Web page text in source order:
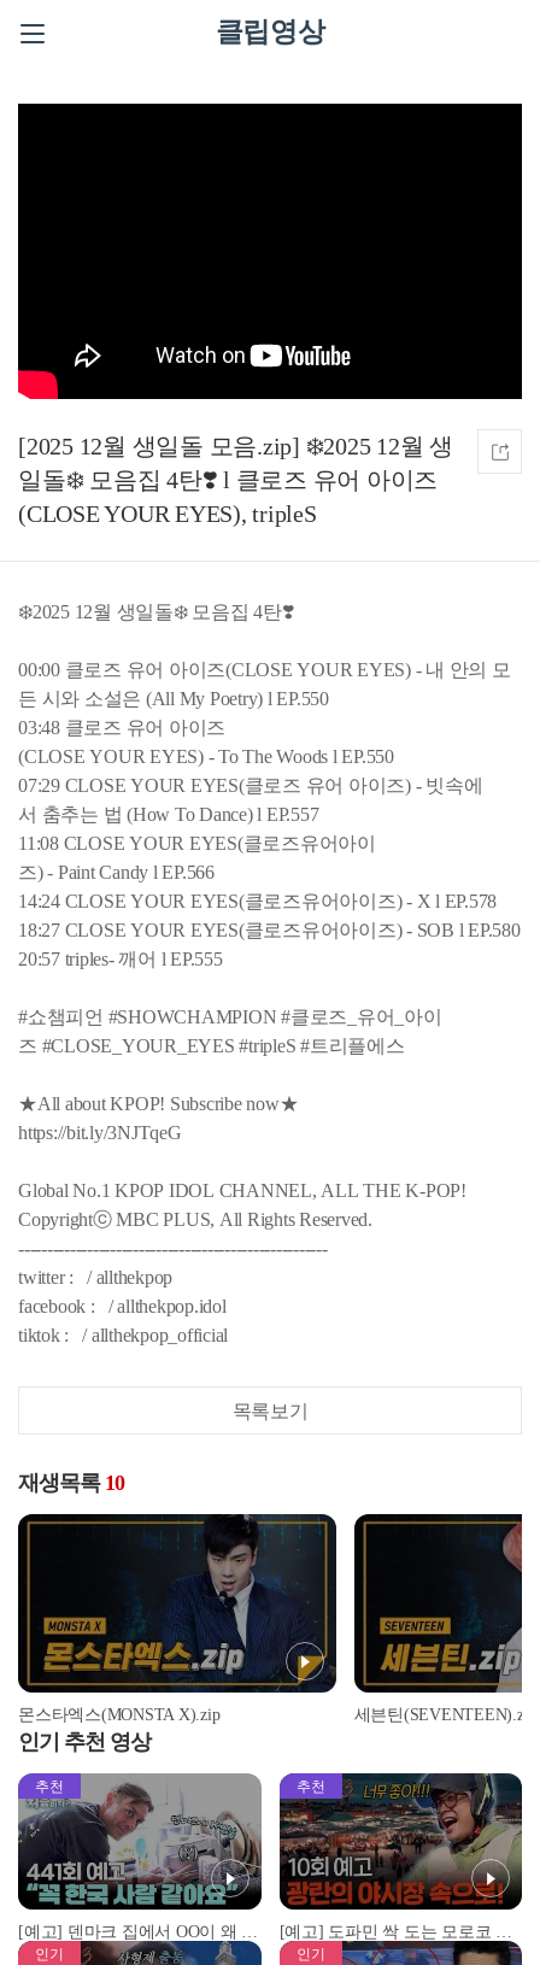
클립영상
[2025 12월 생일돌 모음.zip] ❄️2025 12월 생
일돌❄️ 모음집 4탄❣️ l 클로즈 유어 아이즈
(CLOSE YOUR EYES), tripleS
❄️2025 12월 생일돌❄️ 모음집 4탄❣️
00:00 클로즈 유어 아이즈(CLOSE YOUR EYES) - 내 안의 모
든 시와 소설은 (All My Poetry) l EP.550
03:48 클로즈 유어 아이즈
(CLOSE YOUR EYES) - To The Woods l EP.550
07:29 CLOSE YOUR EYES(클로즈 유어 아이즈) - 빗속에
서 춤추는 법 (How To Dance) l EP.557
11:08 CLOSE YOUR EYES(클로즈유어아이
즈) - Paint Candy l EP.566
14:24 CLOSE YOUR EYES(클로즈유어아이즈) - X l EP.578
18:27 CLOSE YOUR EYES(클로즈유어아이즈) - SOB l EP.580
20:57 triples- 깨어 l EP.555
#쇼챔피언 #SHOWCHAMPION #클로즈_유어_아이
즈 #CLOSE_YOUR_EYES #tripleS #트리플에스
★All about KPOP! Subscribe now★
https://bit.ly/3NJTqeG
Global No.1 KPOP IDOL CHANNEL, ALL THE K-POP!
Copyrightⓒ MBC PLUS, All Rights Reserved.
------------------------------------------------------
twitter : / allthekpop
facebook : / allthekpop.idol
tiktok : / allthekpop_official
목록보기
재생목록 10
몬스타엑스(MONSTA X).zip 세븐틴(SEVENTEEN).zip
인기 추천 영상
추천
[예고] 덴마크 집에서 OO이 왜 나와...? 이상할 정도로 한국을 사랑하는 우리 형을 제보합니다!
추천
[예고] 도파민 싹 도는 모로코 야시장 투어!
인기 인기